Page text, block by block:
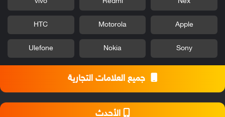
Apple
Motorola
HTC
Sony
Nokia
Ulefone
جميع العلامات التجارية
الأحدث